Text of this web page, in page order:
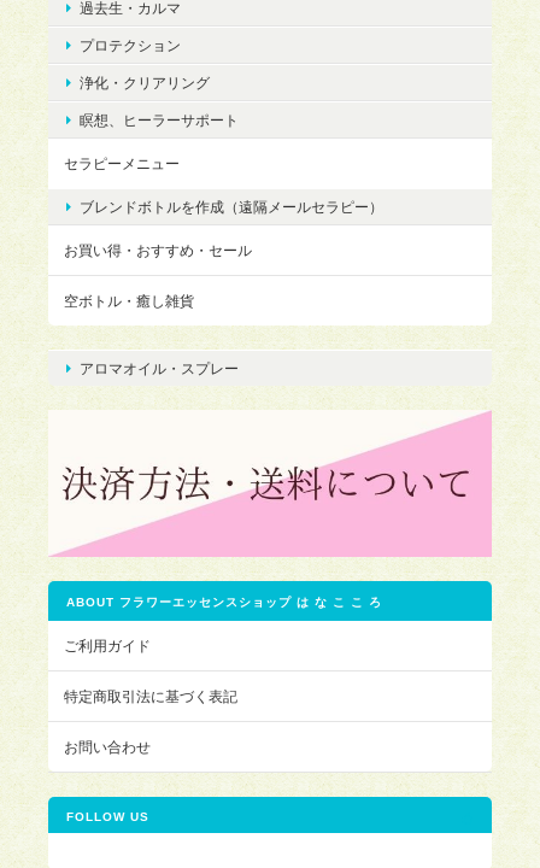
過去生・カルマ
プロテクション
浄化・クリアリング
瞑想、ヒーラーサポート
セラピーメニュー
ブレンドボトルを作成（遠隔メールセラピー）
お買い得・おすすめ・セール
空ボトル・癒し雑貨
アロマオイル・スプレー
ABOUT フラワーエッセンスショップ は な こ こ ろ
ご利用ガイド
特定商取引法に基づく表記
お問い合わせ
FOLLOW US